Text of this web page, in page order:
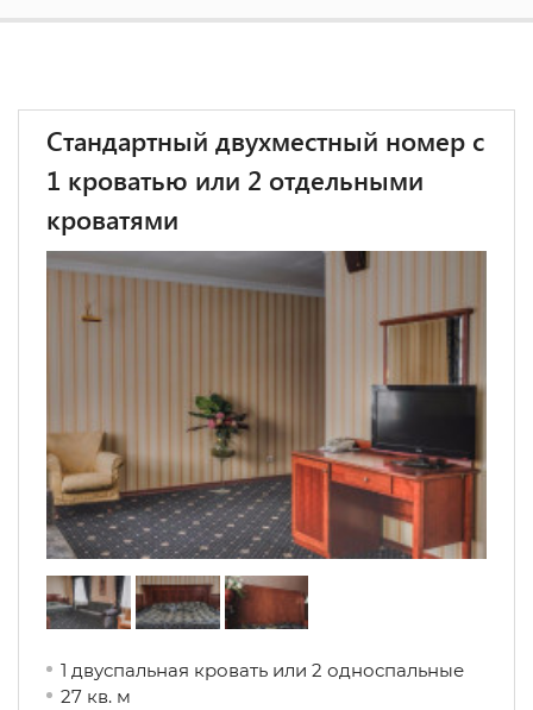
Стандартный двухместный номер с
1 кроватью или 2 отдельными
кроватями
1 двуспальная кровать или 2 односпальные
27 кв. м